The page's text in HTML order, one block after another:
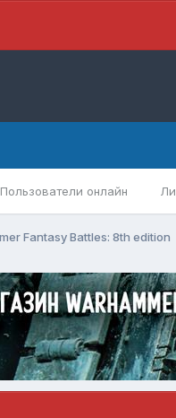
Пользователи онлайн
Fantasy Battles: 8th edition